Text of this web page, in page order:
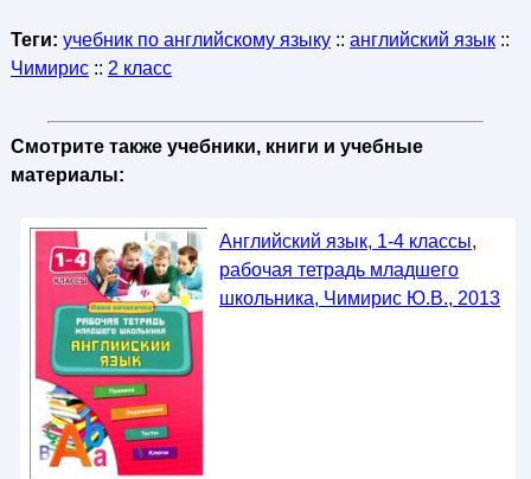
Теги: учебник по английскому языку:: английский язык::
Чимирис:: 2 класс
Смотрите также учебники, книги и учебные
материалы:
Английский язык, 1-4 классы,
рабочая тетрадь младшего
школьника, Чимирис Ю.В., 2013